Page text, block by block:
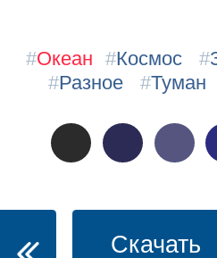
#Океан #Космос #
#Разное #Туман
Скачать